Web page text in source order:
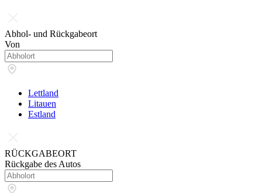
Abhol- und Rückgabeort
Von
Lettland
Litauen
Estland
RÜCKGABEORT
Rückgabe des Autos